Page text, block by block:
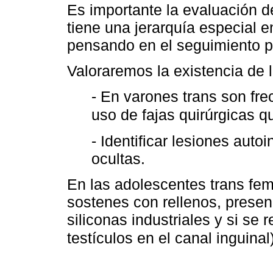
Es importante la evaluación
tiene una jerarquía especial
pensando en el seguimiento
Valoraremos la existencia de
- En varones trans son
uso de fajas quirúrgicas
- Identificar lesiones
ocultas.
En las adolescentes trans
sostenes con rellenos,
siliconas industriales y si se
testículos en el canal